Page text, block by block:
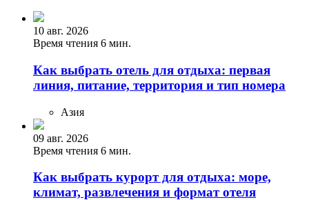
10 авг. 2026
Время чтения 6 мин.
Как выбрать отель для отдыха: первая
линия, питание, территория и тип номера
Азия
09 авг. 2026
Время чтения 6 мин.
Как выбрать курорт для отдыха: море,
климат, развлечения и формат отеля